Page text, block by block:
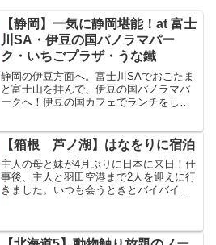
【静岡】一気に静岡堪能！at 富士
川SA・伊豆の国パノラマパー
ク・いちごプラザ・うな鐵
静岡の伊豆方面へ。富士川SAでおこたま
と富士山を拝んで、伊豆の国パノラマパ
ークへ！伊豆の国カフェでランチをして
の「大福や」で白あんのいちご大福を食
べた。最高においしい。夜は焼津のうな
鐵でうなぎ。静岡旅行には欠かせないグ
ルメを堪能した一日。
【箱根 芦ノ湖】はなをりに宿泊
主人の母と妹が4月ぶりに日本に来日！仕
事後、主人と羽田空港まで2人を迎えに行
きました。いつも会うときとバイバイす
で箱根へ！残念なが...